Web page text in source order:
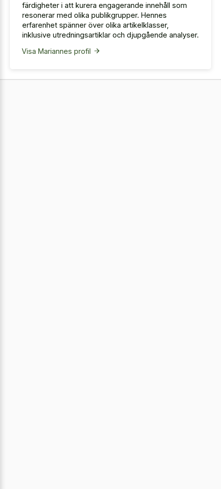
färdigheter i att kurera engagerande innehåll som
resonerar med olika publikgrupper. Hennes
erfarenhet spänner över olika artikelklasser,
inklusive utredningsartiklar och djupgående analyser.
Visa Mariannes profil